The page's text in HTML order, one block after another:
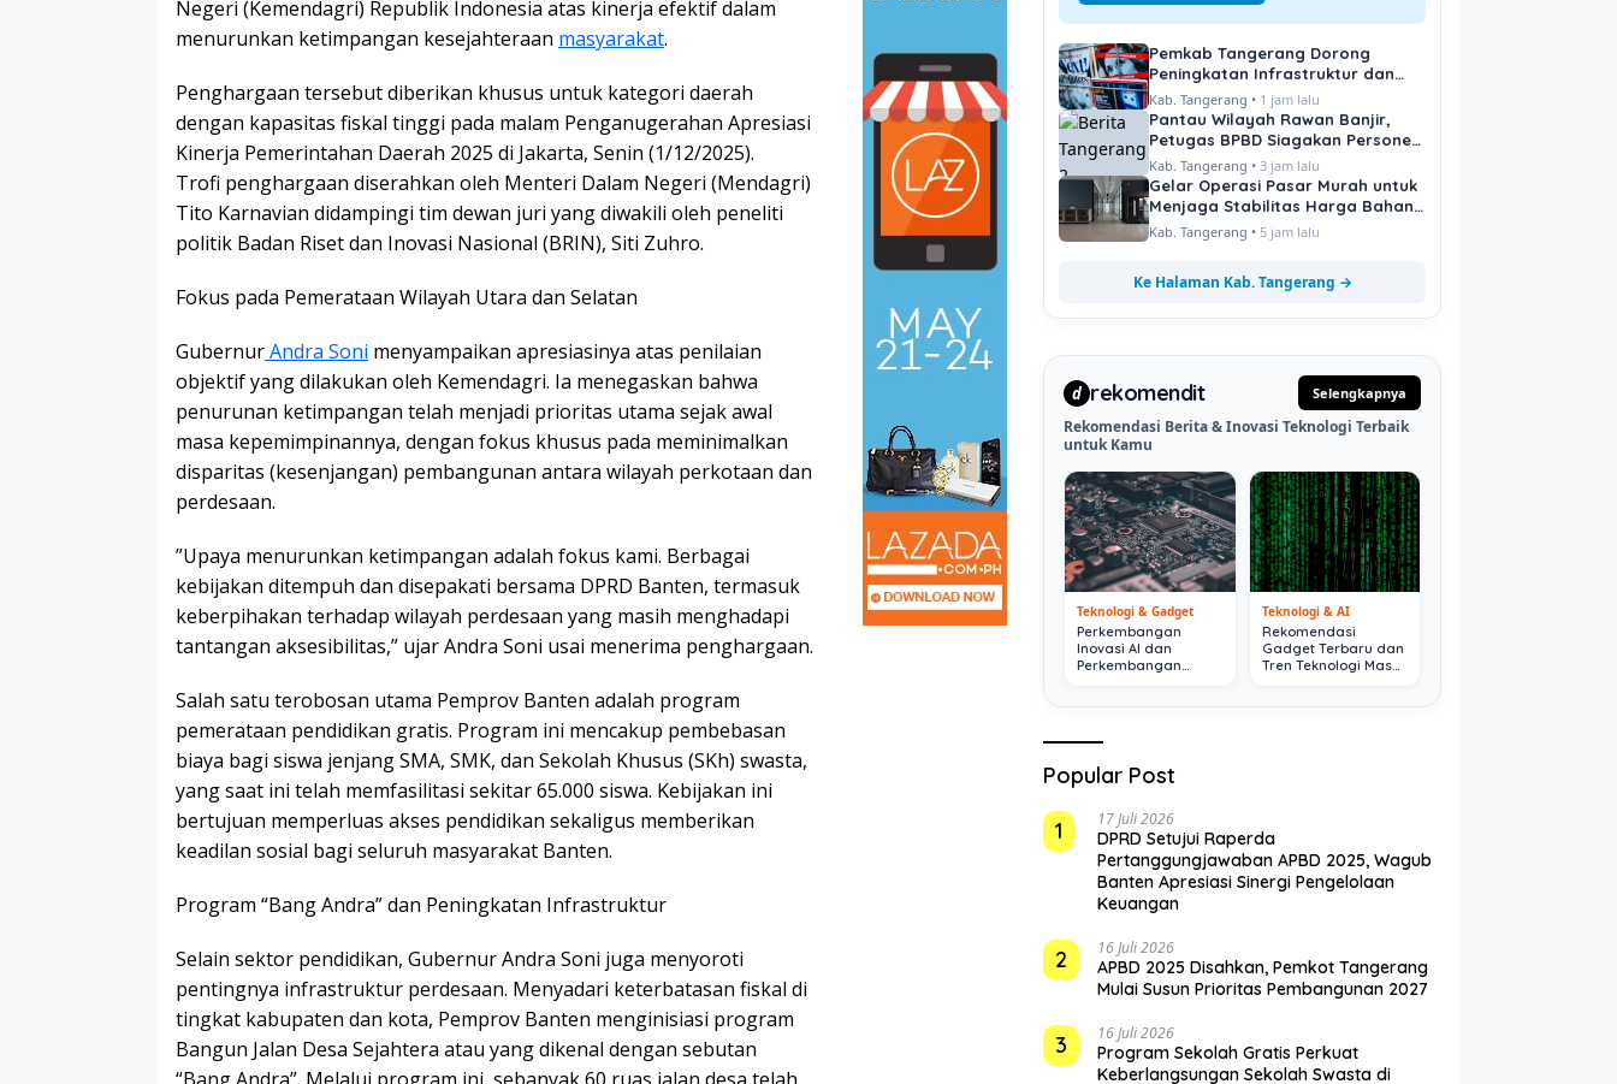
Negeri (Kemendagri) Republik Indonesia atas kinerja efektif dalam
menurunkan ketimpangan kesejahteraan masyarakat.
​Penghargaan tersebut diberikan khusus untuk kategori daerah
dengan kapasitas fiskal tinggi pada malam Penganugerahan Apresiasi
Kinerja Pemerintahan Daerah 2025 di Jakarta, Senin (1/12/2025).
​Trofi penghargaan diserahkan oleh Menteri Dalam Negeri (Mendagri)
Tito Karnavian didampingi tim dewan juri yang diwakili oleh peneliti
politik Badan Riset dan Inovasi Nasional (BRIN), Siti Zuhro.
​Fokus pada Pemerataan Wilayah Utara dan Selatan
​GubernurAndra Soni menyampaikan apresiasinya atas penilaian
objektif yang dilakukan oleh Kemendagri. Ia menegaskan bahwa
penurunan ketimpangan telah menjadi prioritas utama sejak awal
masa kepemimpinannya, dengan fokus khusus pada meminimalkan
disparitas (kesenjangan) pembangunan antara wilayah perkotaan dan
perdesaan.
​”Upaya menurunkan ketimpangan adalah fokus kami. Berbagai
kebijakan ditempuh dan disepakati bersama DPRD Banten, termasuk
keberpihakan terhadap wilayah perdesaan yang masih menghadapi
tantangan aksesibilitas,” ujar Andra Soni usai menerima penghargaan.
​Salah satu terobosan utama Pemprov Banten adalah program
pemerataan pendidikan gratis. Program ini mencakup pembebasan
biaya bagi siswa jenjang SMA, SMK, dan Sekolah Khusus (SKh) swasta,
yang saat ini telah memfasilitasi sekitar 65.000 siswa. Kebijakan ini
bertujuan memperluas akses pendidikan sekaligus memberikan
keadilan sosial bagi seluruh masyarakat Banten.
​Program “Bang Andra” dan Peningkatan Infrastruktur
​Selain sektor pendidikan, Gubernur Andra Soni juga menyoroti
pentingnya infrastruktur perdesaan. Menyadari keterbatasan fiskal di
tingkat kabupaten dan kota, Pemprov Banten menginisiasi program
Bangun Jalan Desa Sejahtera atau yang dikenal dengan sebutan
Pemkab Tangerang Dorong
Peningkatan Infrastruktur dan
Pelayanan Publik
Kab. Tangerang • 1 jam lalu
Pantau Wilayah Rawan Banjir,
Petugas BPBD Siagakan Personel
di Titik Kritis
Kab. Tangerang •3 jam lalu
Gelar Operasi Pasar Murah untuk
Menjaga Stabilitas Harga Bahan
Pokok
Kab. Tangerang • 5 jam lalu
Ke Halaman Kab. Tangerang →
d rekomendit Selengkapnya
Rekomendasi Berita & Inovasi Teknologi Terbaik
untuk Kamu
Teknologi & Gadget
Perkembangan
Inovasi AI dan
Perkembangan
Teknologi & AI
Rekomendasi
Gadget Terbaru dan
Tren Teknologi Masa
Popular Post
1
17 Juli 2026
DPRD Setujui Raperda
Pertanggungjawaban APBD 2025, Wagub
Banten Apresiasi Sinergi Pengelolaan
Keuangan
2 16 Juli 2026
APBD 2025 Disahkan, Pemkot Tangerang
Mulai Susun Prioritas Pembangunan 2027
3 16 Juli 2026
Program Sekolah Gratis Perkuat
Keberlangsungan Sekolah Swasta di